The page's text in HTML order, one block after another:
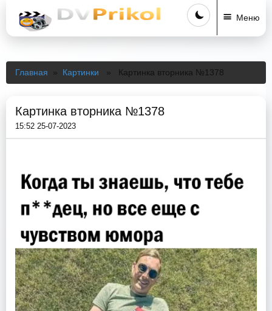
Меню
Главная » Картинки » Картинка вторника №1378
Картинка вторника №1378
15:52 25-07-2023